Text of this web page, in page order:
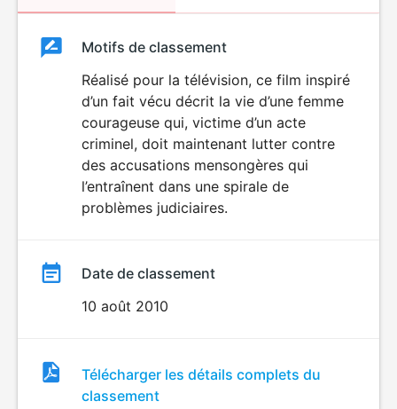
ClassementClassement
Motifs de classement
Réalisé pour la télévision, ce film inspiré
d’un fait vécu décrit la vie d’une femme
courageuse qui, victime d’un acte
criminel, doit maintenant lutter contre
des accusations mensongères qui
l’entraînent dans une spirale de
problèmes judiciaires.
Date de classement
10 août 2010
Fichier
de
classement
Télécharger les détails complets du
classement